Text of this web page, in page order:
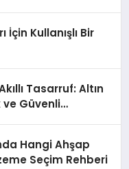
Kullanışlı Bir
Tasarruf: Altın
Güvenli
Hangi Ahşap
Seçim Rehberi